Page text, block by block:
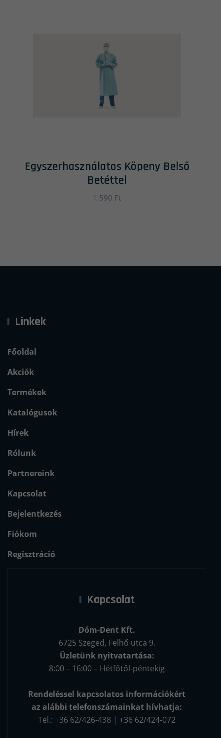
Egyszerhasználatos Köpeny Belső
Betéttel
1,590 Ft
Linkek
Főoldal
Akciók
Termékek
Katalógusok
Hírek
Rólunk
Partnereink
Kapcsolat
Bejelentkezés
Fiókom
Regisztráció
Kapcsolat
Dóm-Dent Kft.
6725 Szeged, Felhő utca 9.
Üzletünk nyitvatartása:
8:00 – 16:00 – Hétfőtől-péntekig
Rendeléssel kapcsolatos információkért
az alábbi telefonszámainkat hívhatja:
Tel.: +36 62/426-438 | +36 62/424-072